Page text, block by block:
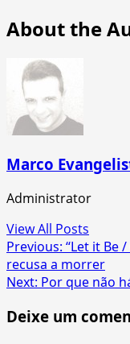
About the
Marco
Administrator
View All Posts
Post
navigation
Previous: “Let it Be
recusa a morrer
Next: Por que não
Deixe um